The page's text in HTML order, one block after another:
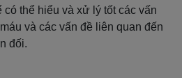
có thể hiểu và xử lý tốt các vấn
và các vấn đề liên quan đến
đối.